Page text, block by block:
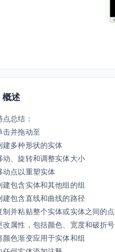
概述
点总结：
击并拖动至
建多种形状的实体
动、旋转和调整实体大小
动点以重塑实体
建包含实体和其他组的组
建包含直线和曲线的路径
制并粘贴整个实体或实体之间的点
改属性，包括颜色、宽度和破折号
颜色渐变应用于实体和组